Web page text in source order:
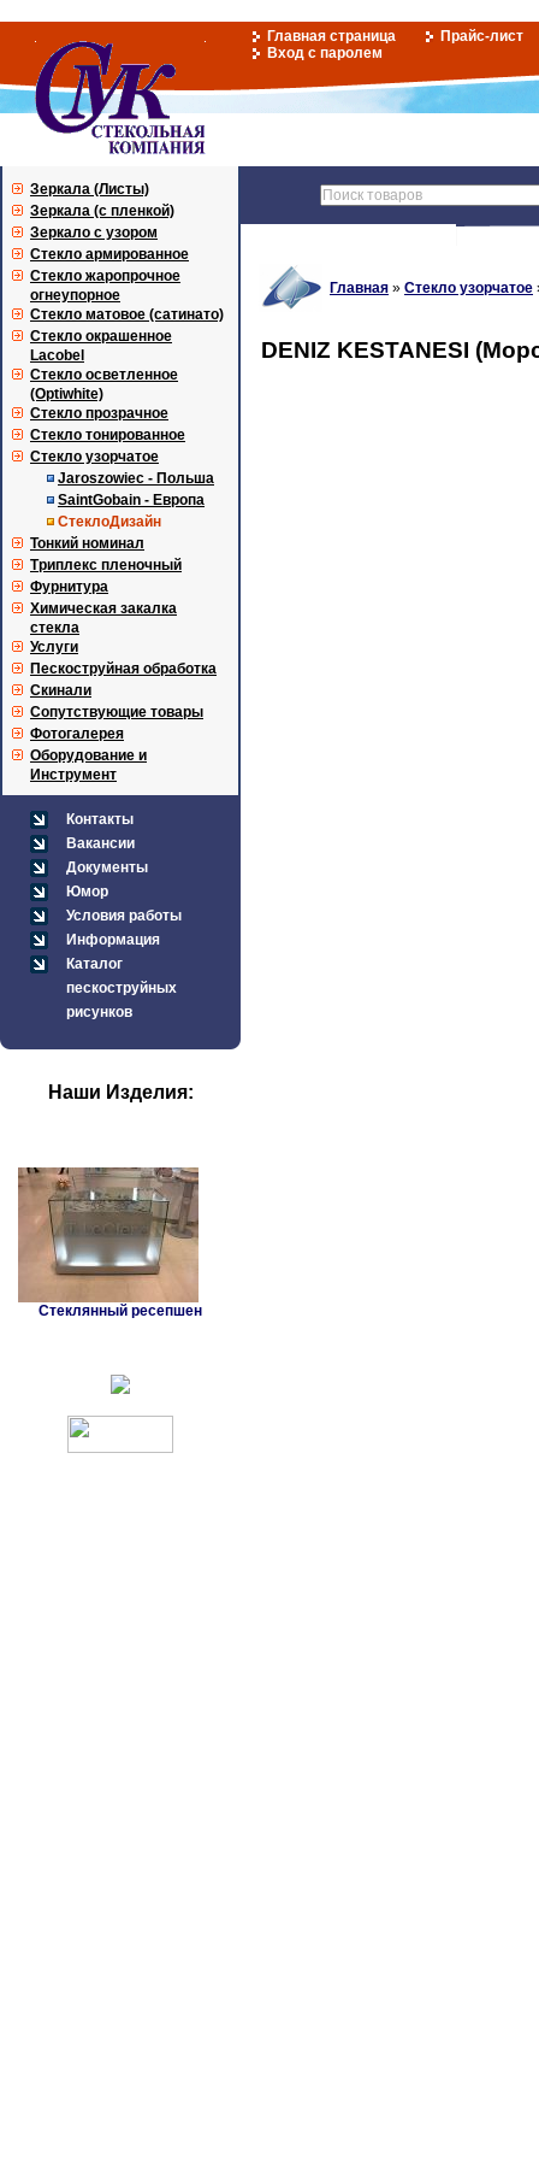
Главная страница
Прайс-лист
Вход с паролем
Зеркала (Листы)
Зеркала (с пленкой)
Зеркало с узором
Стекло армированное
Стекло жаропрочное
огнеупорное
Стекло матовое (сатинато)
Стекло окрашенное
Lacobel
Стекло осветленное
(Optiwhite)
Стекло прозрачное
Стекло тонированное
Стекло узорчатое
Jaroszowiec - Польша
SaintGobain - Европа
СтеклоДизайн
Тонкий номинал
Триплекс пленочный
Фурнитура
Химическая закалка
стекла
Услуги
Пескоструйная обработка
Скинали
Сопутствующие товары
Фотогалерея
Оборудование и
Инструмент
Контакты
Вакансии
Документы
Юмор
Условия работы
Информация
Каталог
пескоструйных
рисунков
Наши Изделия:
Стеклянный ресепшен
Главная » Стекло узорчатое
DENIZ KESTANESI